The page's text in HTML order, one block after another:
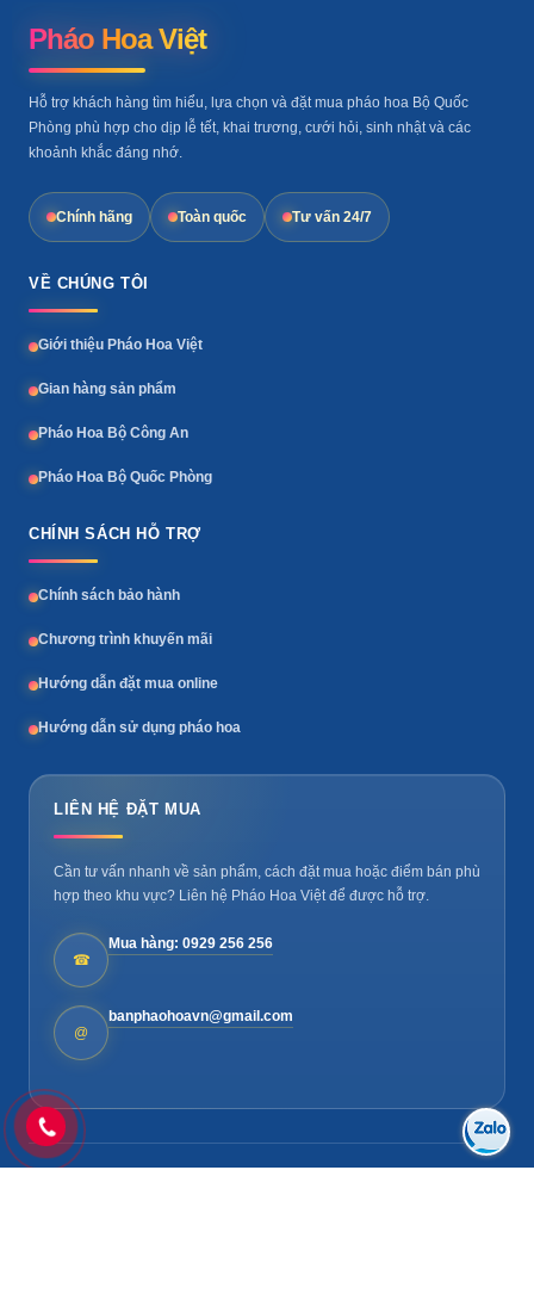
Pháo Hoa Việt
Hỗ trợ khách hàng tìm hiểu, lựa chọn và đặt mua pháo hoa Bộ Quốc
Phòng phù hợp cho dịp lễ tết, khai trương, cưới hỏi, sinh nhật và các
khoảnh khắc đáng nhớ.
Chính hãng Toàn quốc Tư vấn 24/7
VỀ CHÚNG TÔI
Giới thiệu Pháo Hoa Việt
Gian hàng sản phẩm
Pháo Hoa Bộ Công An
Pháo Hoa Bộ Quốc Phòng
CHÍNH SÁCH HỖ TRỢ
Chính sách bảo hành
Chương trình khuyến mãi
Hướng dẫn đặt mua online
Hướng dẫn sử dụng pháo hoa
LIÊN HỆ ĐẶT MUA
Cần tư vấn nhanh về sản phẩm, cách đặt mua hoặc điểm bán phù
hợp theo khu vực? Liên hệ Pháo Hoa Việt để được hỗ trợ.
☎
Mua hàng: 0929 256 256
@
banphaohoavn@gmail.com